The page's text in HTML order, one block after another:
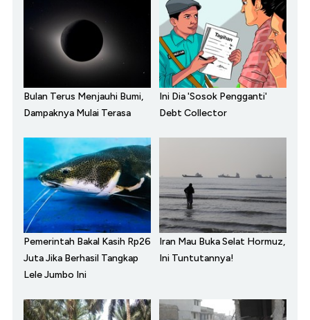
Bulan Terus Menjauhi Bumi,
Dampaknya Mulai Terasa
Ini Dia 'Sosok Pengganti'
Debt Collector
Pemerintah Bakal Kasih Rp26
Juta Jika Berhasil Tangkap
Lele Jumbo Ini
Iran Mau Buka Selat Hormuz,
Ini Tuntutannya!